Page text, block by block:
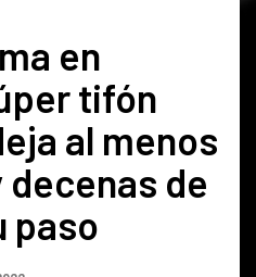
en
tifón
al menos
de
paso